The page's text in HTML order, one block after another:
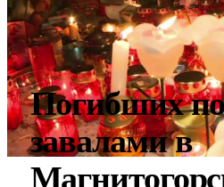
Погибших
завалами в